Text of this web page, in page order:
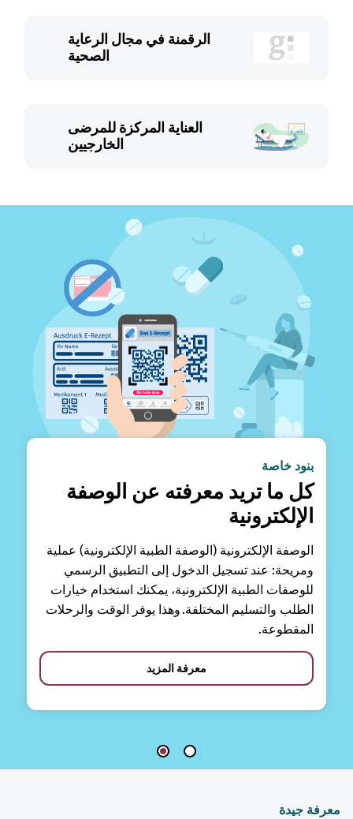
الرقمنة في مجال الرعاية
الصحية
العناية المركزة للمرضى
الخارجيين
بنود خاصة
كل ما تريد معرفته عن الوصفة
الإلكترونية
الوصفة الإلكترونية (الوصفة الطبية الإلكترونية) عملية
ومريحة: عند تسجيل الدخول إلى التطبيق الرسمي
للوصفات الطبية الإلكترونية، يمكنك استخدام خيارات
الطلب والتسليم المختلفة. وهذا يوفر الوقت والرحلات
المقطوعة.
معرفة المزيد
جيدة